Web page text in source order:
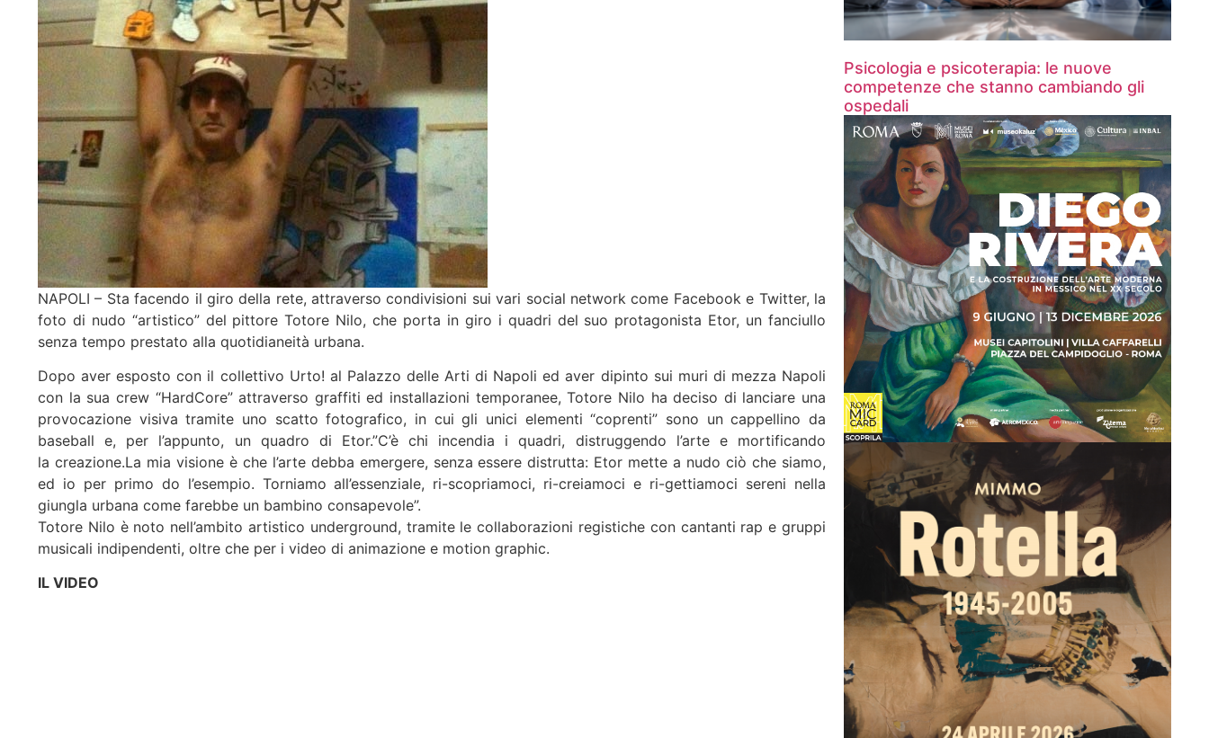
NAPOLI – Sta facendo il giro della rete, attraverso condivisioni sui vari social network come Facebook e Twitter, la
foto di nudo “artistico” del pittore Totore Nilo, che porta in giro i quadri del suo protagonista Etor, un fanciullo
senza tempo prestato alla quotidianeità urbana.
Dopo aver esposto con il collettivo Urto! al Palazzo delle Arti di Napoli ed aver dipinto sui muri di mezza Napoli
con la sua crew “HardCore” attraverso graffiti ed installazioni temporanee, Totore Nilo ha deciso di lanciare una
provocazione visiva tramite uno scatto fotografico, in cui gli unici elementi “coprenti” sono un cappellino da
baseball e, per l’appunto, un quadro di Etor.”C’è chi incendia i quadri, distruggendo l’arte e mortificando
la creazione.La mia visione è che l’arte debba emergere, senza essere distrutta: Etor mette a nudo ciò che siamo,
ed io per primo do l’esempio. Torniamo all’essenziale, ri-scopriamoci, ri-creiamoci e ri-gettiamoci sereni nella
giungla urbana come farebbe un bambino consapevole”.
Totore Nilo è noto nell’ambito artistico underground, tramite le collaborazioni registiche con cantanti rap e gruppi
musicali indipendenti, oltre che per i video di animazione e motion graphic.
IL VIDEO
Psicologia e psicoterapia: le nuove
competenze che stanno cambiando gli
ospedali